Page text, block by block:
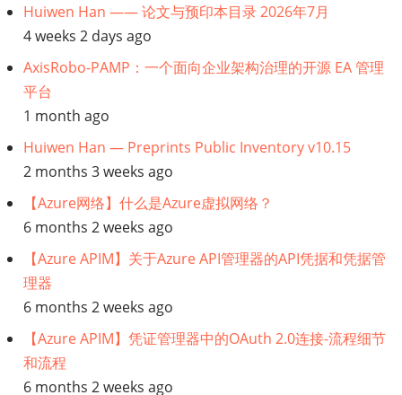
面
的
价
Huiwen Han —— 论文与预印本目录 2026年7月
4 weeks 2 days ago
AxisRobo-PAMP：一个面向企业架构治理的开源 EA 管理
平台
1 month ago
Huiwen Han — Preprints Public Inventory v10.15
2 months 3 weeks ago
【Azure网络】什么是Azure虚拟网络？
6 months 2 weeks ago
【Azure APIM】关于Azure API管理器的API凭据和凭据管
理器
6 months 2 weeks ago
【Azure APIM】凭证管理器中的OAuth 2.0连接-流程细节
和流程
6 months 2 weeks ago